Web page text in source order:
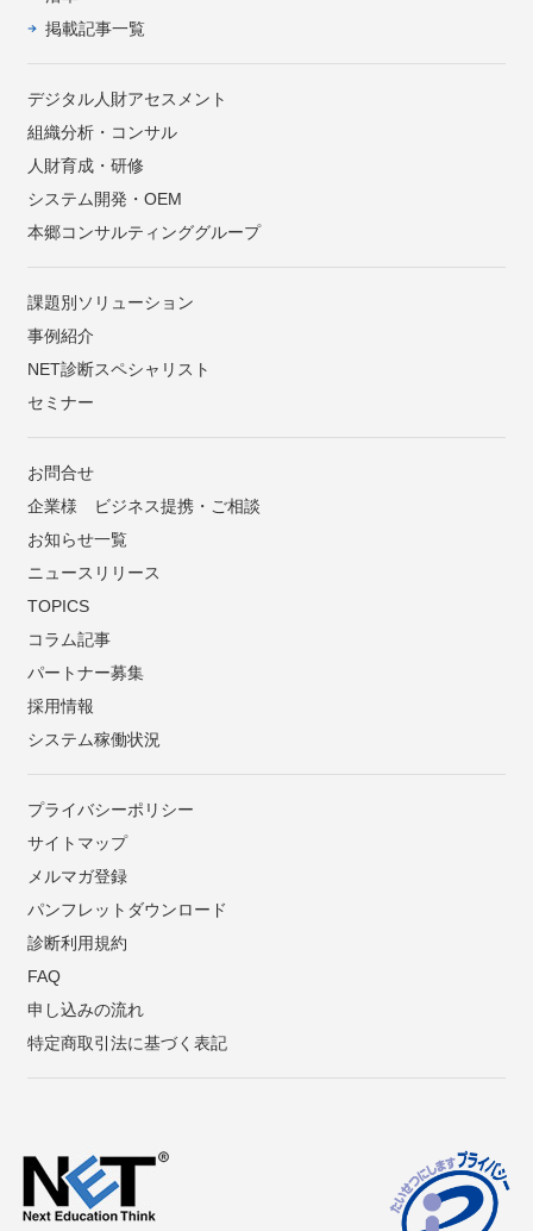
掲載記事一覧
デジタル人財アセスメント
組織分析・コンサル
人財育成・研修
システム開発・OEM
本郷コンサルティンググループ
課題別ソリューション
事例紹介
NET診断スペシャリスト
セミナー
お問合せ
企業様 ビジネス提携・ご相談
お知らせ一覧
ニュースリリース
TOPICS
コラム記事
パートナー募集
採用情報
システム稼働状況
プライバシーポリシー
サイトマップ
メルマガ登録
パンフレットダウンロード
診断利用規約
FAQ
申し込みの流れ
特定商取引法に基づく表記